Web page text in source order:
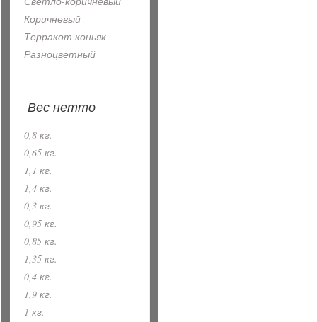
Коричневый
Терракот коньяк
Разноцветный
Вес нетто
0,8 кг.
0,65 кг.
1,1 кг.
1,4 кг.
0,3 кг.
0,95 кг.
0,85 кг.
1,35 кг.
0,4 кг.
1,9 кг.
1 кг.